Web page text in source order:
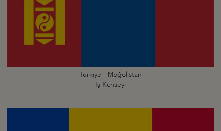
Türkiye - Moğolistan
İş Konseyi